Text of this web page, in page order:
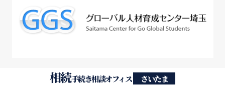
相続手続き相談オフィス さいたま